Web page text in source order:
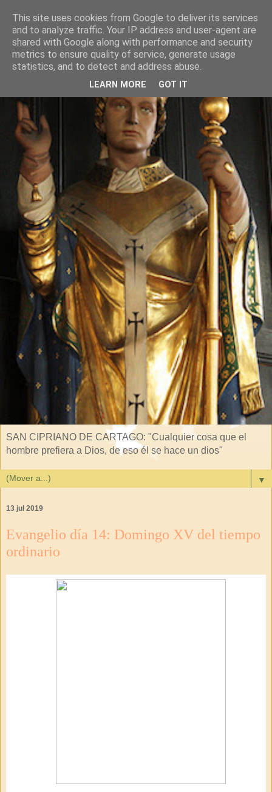
SAN CIPRIANO DE CARTAGO: "Cualquier cosa que el
hombre prefiera a Dios, de eso él se hace un dios"
▼
13 jul 2019
Evangelio día 14: Domingo XV del tiempo
ordinario
This site uses cookies from Google to deliver its services
and to analyze traffic. Your IP address and user-agent are
shared with Google along with performance and security
metrics to ensure quality of service, generate usage
statistics, and to detect and address abuse.
LEARN MORE GOT IT